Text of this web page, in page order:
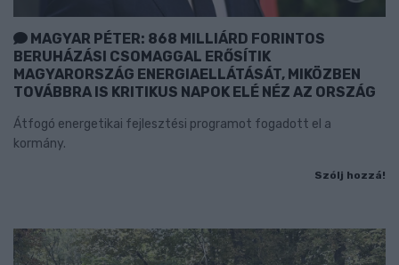
MAGYAR PÉTER: 868 MILLIÁRD FORINTOS
BERUHÁZÁSI CSOMAGGAL ERŐSÍTIK
MAGYARORSZÁG ENERGIAELLÁTÁSÁT, MIKÖZBEN
TOVÁBBRA IS KRITIKUS NAPOK ELÉ NÉZ AZ ORSZÁG
Átfogó energetikai fejlesztési programot fogadott el a
kormány.
Szólj hozzá!